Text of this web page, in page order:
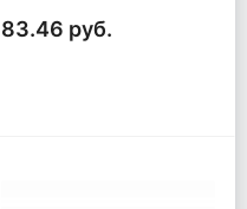
83.46 руб.